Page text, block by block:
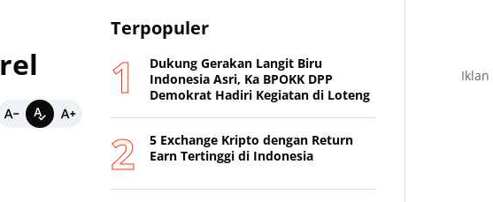
Terpopuler
Dukung Gerakan Langit Biru
Indonesia Asri, Ka BPOKK DPP
Demokrat Hadiri Kegiatan di Loteng
5 Exchange Kripto dengan Return
Earn Tertinggi di Indonesia
Iklan